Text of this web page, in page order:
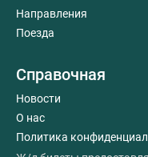
Направления
Поезда
Справочная
Новости
О нас
Политика